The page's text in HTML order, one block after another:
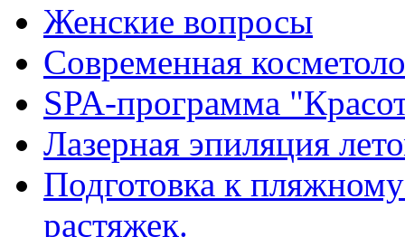
Женские вопросы
Современная
SPA-программа
Лазерная эпиляция
Подготовка к
растяжек.